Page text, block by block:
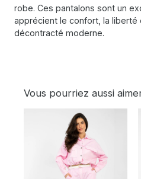
robe. Ces pantalons sont un
apprécient le confort, la
décontracté moderne.
Vous pourriez aussi